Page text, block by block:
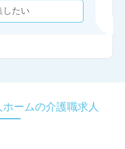
したい
ームの介護職求人